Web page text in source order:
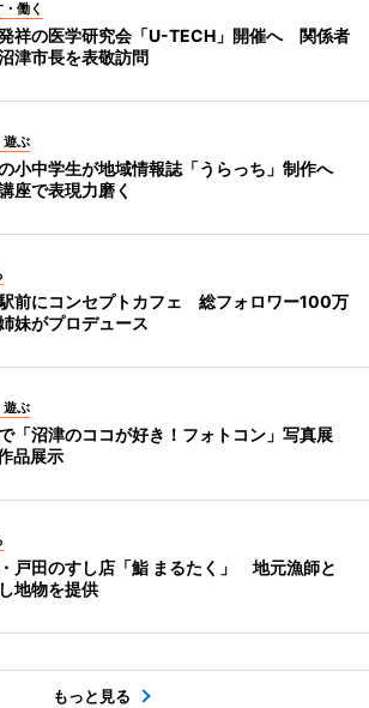
働く
祥の医学研究会「U-TECH」開催へ 関係者
津市長を表敬訪問
遊ぶ
小中学生が地域情報誌「うらっち」制作へ
座で表現力磨く
前にコンセプトカフェ 総フォロワー100万
妹がプロデュース
遊ぶ
「沼津のココが好き！フォトコン」写真展
品展示
戸田のすし店「鮨 まるたく」 地元漁師と
地物を提供
もっと見る